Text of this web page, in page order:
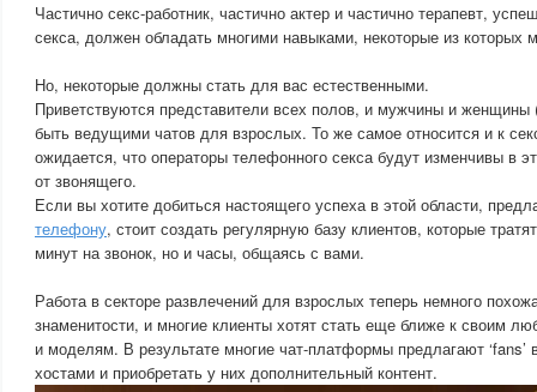
Частично секс-работник, частично актер и частично терапевт,
секса, должен обладать многими навыками, некоторые из которых
Но, некоторые должны стать для вас естественными.
Приветствуются представители всех полов, и мужчины и женщины
быть ведущими чатов для взрослых. То же самое относится и к
ожидается, что операторы телефонного секса будут изменчивы в
от звонящего.
Если вы хотите добиться настоящего успеха в этой области,
телефону, стоит создать регулярную базу клиентов, которые
минут на звонок, но и часы, общаясь с вами.
Работа в секторе развлечений для взрослых теперь немного
знаменитости, и многие клиенты хотят стать еще ближе к своим
и моделям. В результате многие чат-платформы предлагают ‘fans’
хостами и приобретать у них дополнительный контент.